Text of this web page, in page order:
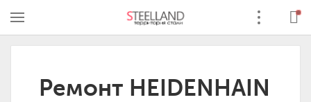
Ремонт HEIDENHAIN